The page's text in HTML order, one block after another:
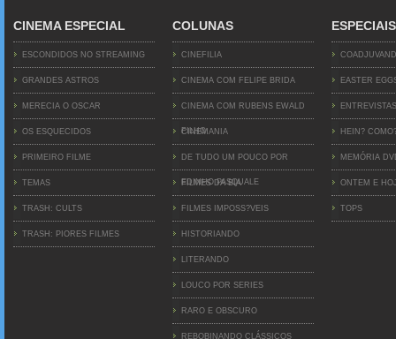
CINEMA ESPECIAL
ESCONDIDOS NO STREAMING
GRANDES ASTROS
MERECIA O OSCAR
OS ESQUECIDOS
PRIMEIRO FILME
TEMAS
TRASH: CULTS
TRASH: PIORES FILMES
COLUNAS
CINEFILIA
CINEMA COM FELIPE BRIDA
CINEMA COM RUBENS EWALD
FILHO
CINEMANIA
DE TUDO UM POUCO POR
EDINHO PASQUALE
FILMES DA BIA
FILMES IMPOSS?VEIS
HISTORIANDO
LITERANDO
LOUCO POR SERIES
RARO E OBSCURO
REBOBINANDO CLÁSSICOS
ESPECIAIS
EASTER
ENTREVISTAS
HEIN?
MEMÓRIA
ONTEM E
TOPS